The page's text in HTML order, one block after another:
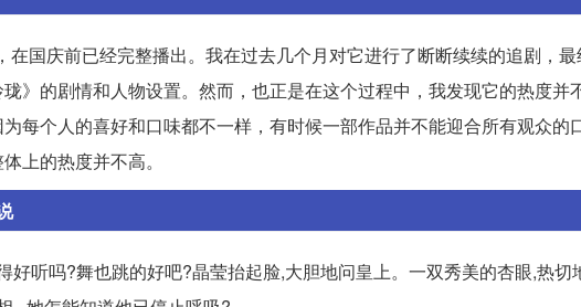
在国庆前已经完整播出。我在过去几个月对它进行了断断续续的追剧，
》的剧情和人物设置。然而，也正是在这个过程中，我发现它的热度并
每个人的喜好和口味都不一样，有时候一部作品并不能迎合所有观众的
上的热度并不高。
好听吗?舞也跳的好吧?晶莹抬起脸,大胆地问皇上。一双秀美的杏眼,热切